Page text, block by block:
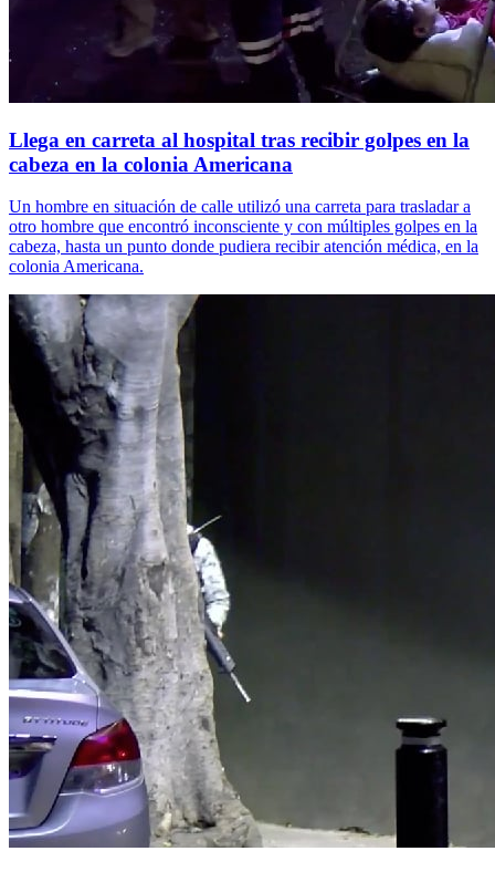
Llega en carreta al hospital tras recibir golpes en la
cabeza en la colonia Americana
Un hombre en situación de calle utilizó una carreta para trasladar a
otro hombre que encontró inconsciente y con múltiples golpes en la
cabeza, hasta un punto donde pudiera recibir atención médica, en la
colonia Americana.